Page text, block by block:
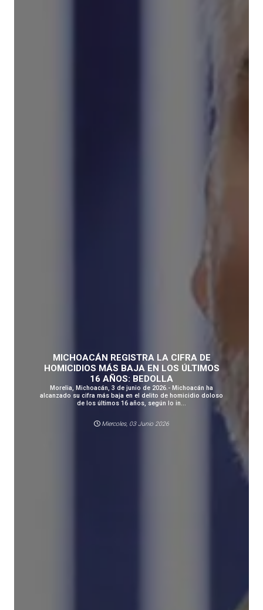
MICHOACÁN REGISTRA LA CIFRA DE
HOMICIDIOS MÁS BAJA EN LOS ÚLTIMOS
16 AÑOS: BEDOLLA
Morelia, Michoacán, 3 de junio de 2026.- Michoacán ha
alcanzado su cifra más baja en el delito de homicidio doloso
de los últimos 16 años, según lo in...
Miercoles, 03 Junio 2026